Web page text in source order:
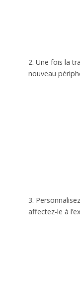
2. Une fois la
nouveau
3.
affectez-le à